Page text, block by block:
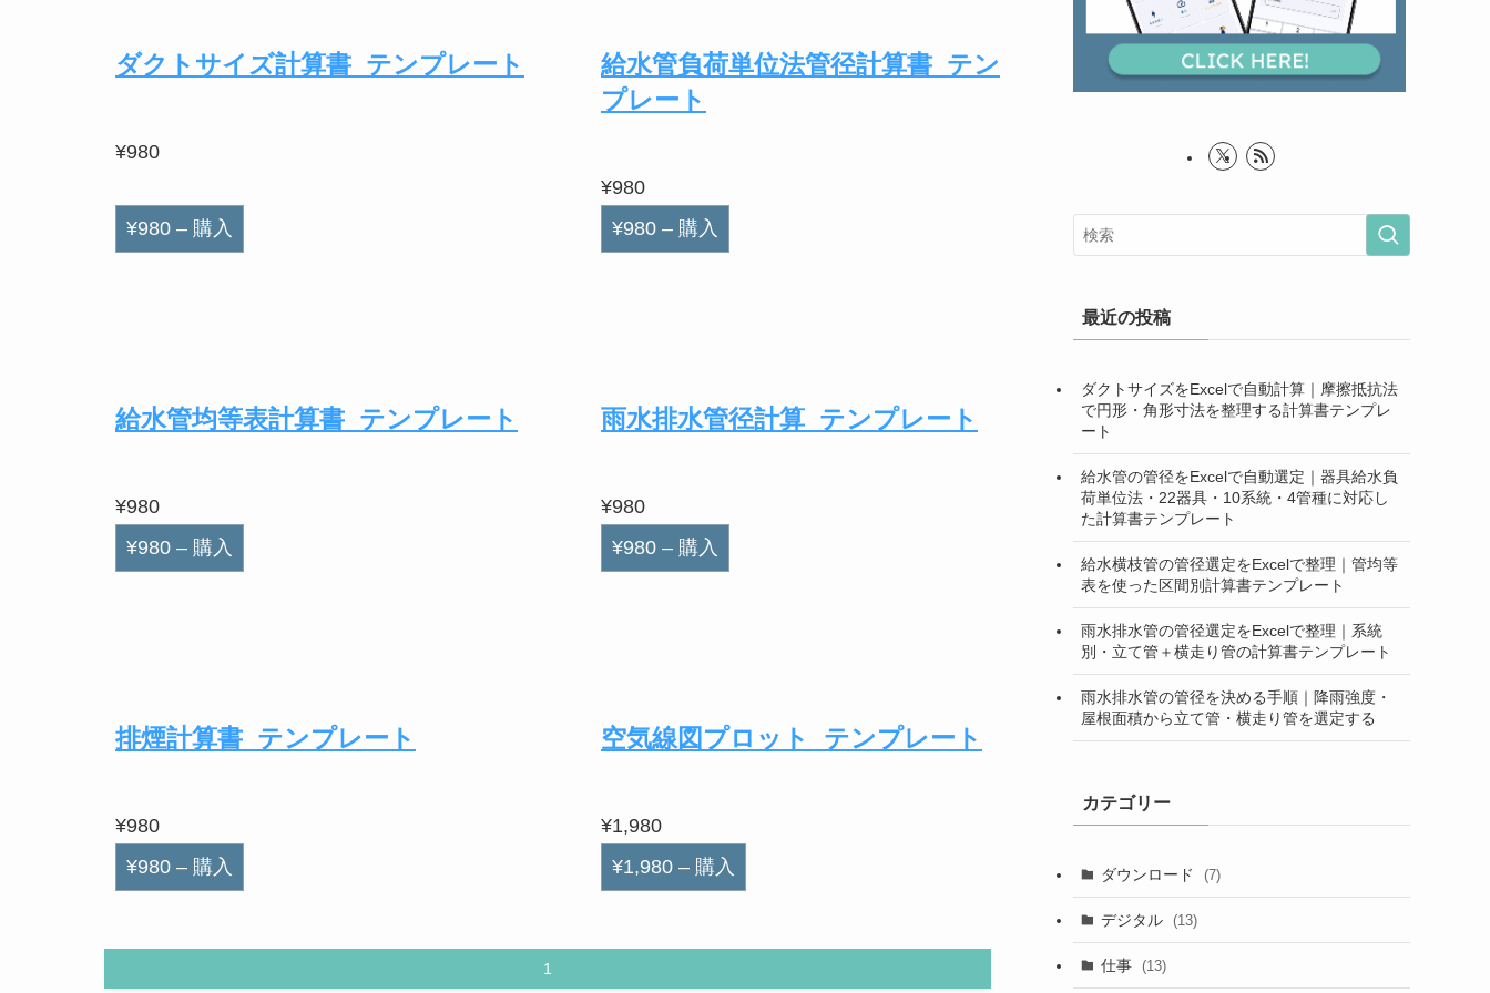
ダクトサイズ計算書_テンプレート
¥980
¥980 – 購入
給水管負荷単位法管径計算書_テン
プレート
¥980
¥980 – 購入
給水管均等表計算書_テンプレート
¥980
¥980 – 購入
雨水排水管径計算_テンプレート
¥980
¥980 – 購入
排煙計算書_テンプレート
¥980
¥980 – 購入
空気線図プロット_テンプレート
¥1,980
¥1,980 – 購入
1
最近の投稿
ダクトサイズをExcelで自動計算｜摩擦抵抗法
で円形・角形寸法を整理する計算書テンプレ
ート
給水管の管径をExcelで自動選定｜器具給水負
荷単位法・22器具・10系統・4管種に対応し
た計算書テンプレート
給水横枝管の管径選定をExcelで整理｜管均等
表を使った区間別計算書テンプレート
雨水排水管の管径選定をExcelで整理｜系統
別・立て管＋横走り管の計算書テンプレート
雨水排水管の管径を決める手順｜降雨強度・
屋根面積から立て管・横走り管を選定する
カテゴリー
ダウンロード (7)
デジタル (13)
仕事 (13)